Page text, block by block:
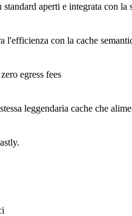
aperti e integrata con
con la cache
egress fees
leggendaria cache che